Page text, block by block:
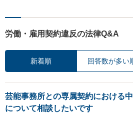
労働・雇用契約違反の法律Q&A
新着順 回答数が多い
芸能事務所との専属契約における
について相談したいです